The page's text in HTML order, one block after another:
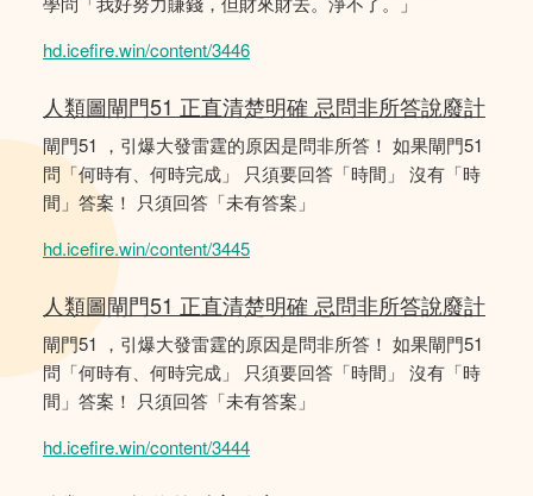
hd.icefire.win/content/3446
人類圖閘門51 正直清楚明確 忌問非所答說廢計
閘門51 ，引爆大發雷霆的原因是問非所答！ 如果閘門51
問「何時有、何時完成」 只須要回答「時間」 沒有「時
間」答案！ 只須回答「未有答案」
hd.icefire.win/content/3445
人類圖閘門51 正直清楚明確 忌問非所答說廢計
閘門51 ，引爆大發雷霆的原因是問非所答！ 如果閘門51
問「何時有、何時完成」 只須要回答「時間」 沒有「時
間」答案！ 只須回答「未有答案」
hd.icefire.win/content/3444